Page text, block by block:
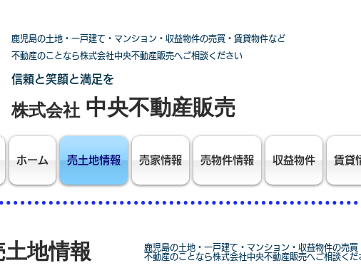
鹿児島の土地・一戸建て・マンション・収益物件の売買・賃貸物件など
不動産のことなら株式会社中央不動産販売へご相談ください
信頼と笑顔と満足を
株式会社 中央不動産販売
ホーム 売土地情報 売家情報 売物件情報 収益物件 賃貸
土地情報
鹿児島の土地・一戸建て・マンション・収益物件の売買
不動産のことなら株式会社中央不動産販売へご相談くだ